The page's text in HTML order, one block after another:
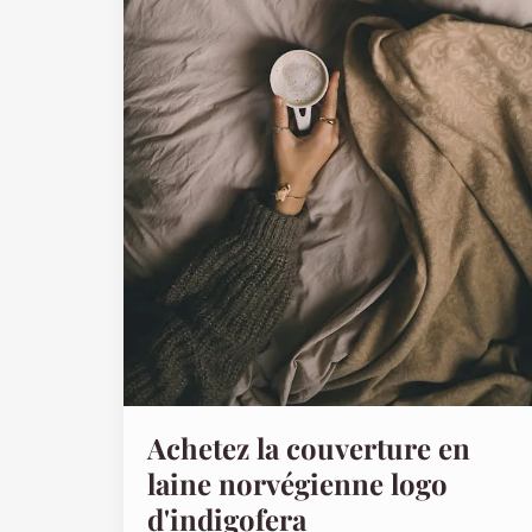
Achetez la couverture en
laine norvégienne logo
d'indigofera